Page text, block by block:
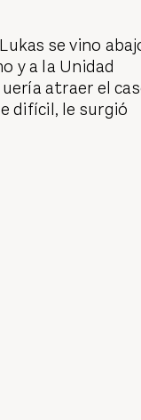
se vino
y a la Unidad
atraer el
difícil, le surgió